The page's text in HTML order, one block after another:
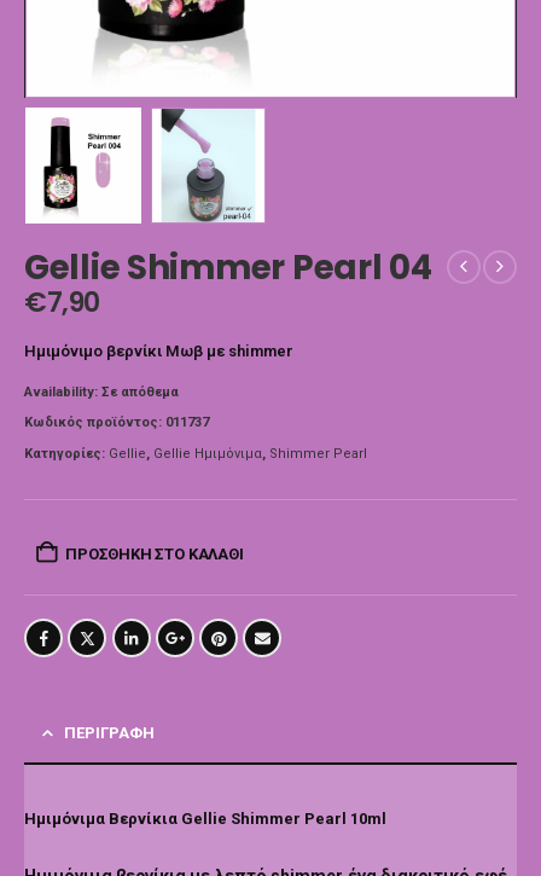
Gellie Shimmer Pearl 04
€7,90
Ημιμόνιμο βερνίκι Μωβ με shimmer
Availability: Σε απόθεμα
Κωδικός προϊόντος: 011737
Κατηγορίες: Gellie, Gellie Ημιμόνιμα, Shimmer Pearl
ΠΡΟΣΘΉΚΗ ΣΤΟ ΚΑΛΆΘΙ
ΠΕΡΙΓΡΑΦΉ
Ημιμόνιμα Βερνίκια Gellie Shimmer Pearl 10ml